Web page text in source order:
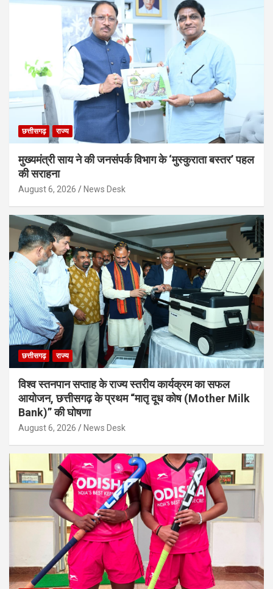
छत्तीसगढ़ राज्य
मुख्यमंत्री साय ने की जनसंपर्क विभाग के ‘मुस्कुराता बस्तर’ पहल
की सराहना
August 6, 2026 News Desk
छत्तीसगढ़ राज्य
विश्व स्तनपान सप्ताह के राज्य स्तरीय कार्यक्रम का सफल
आयोजन, छत्तीसगढ़ के प्रथम “मातृ दूध कोष (Mother Milk
Bank)” की घोषणा
August 6, 2026 News Desk